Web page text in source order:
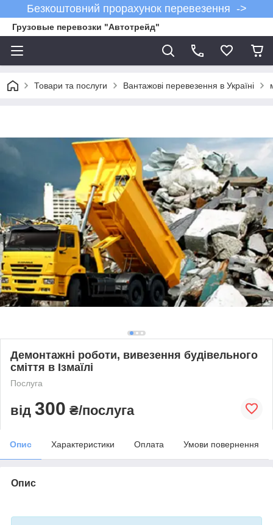
Безкоштовний прорахунок перевезення ->
Грузовые перевозки "Автотрейд"
Товари та послуги Вантажові перевезення в Україні
Демонтажні роботи, вивезення будівельного
сміття в Ізмаїлі
Послуга
від 300 ₴/послуга
Опис Характеристики Оплата Умови повернення
Опис